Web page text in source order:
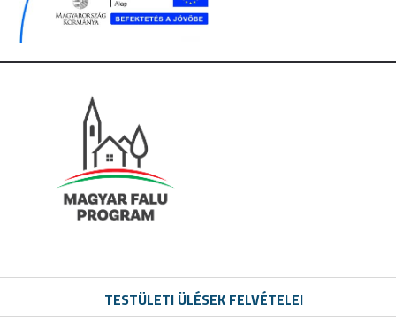
TESTÜLETI ÜLÉSEK FELVÉTELEI